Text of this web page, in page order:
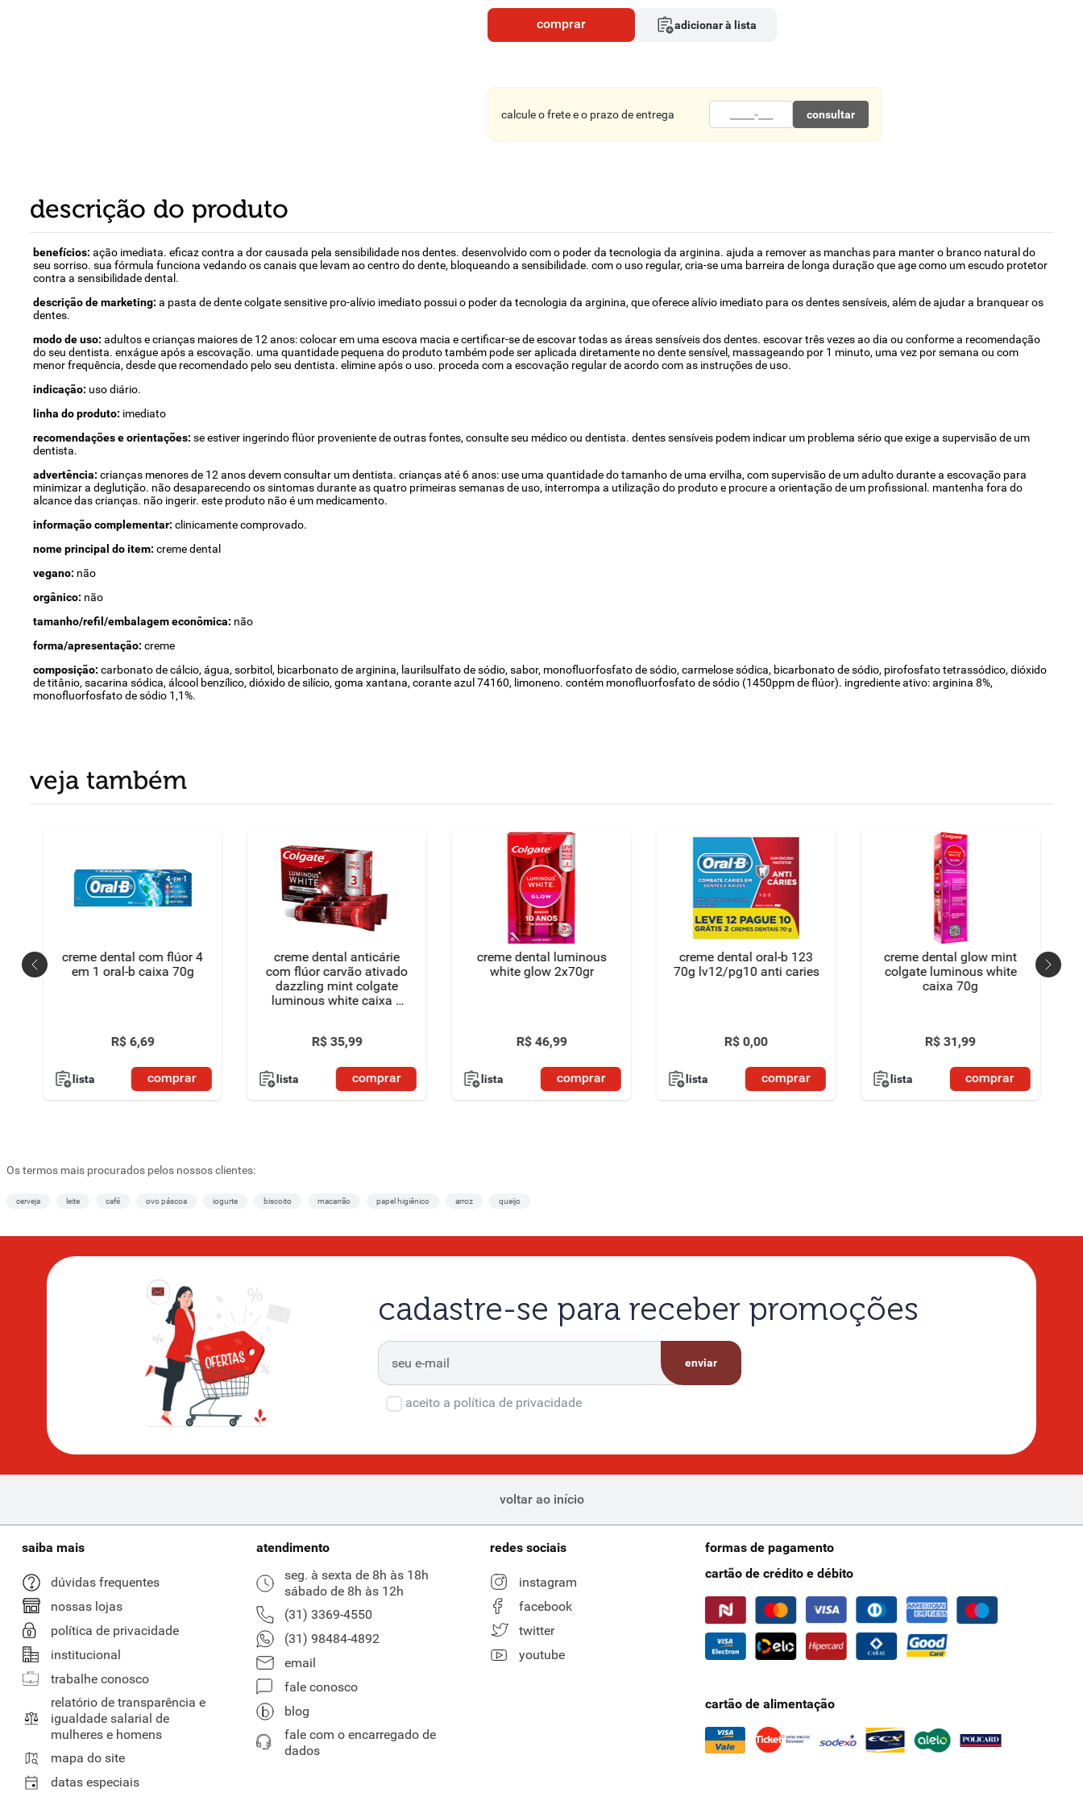
comprar adicionar à lista
calcule o frete e o prazo de entrega consultar
descrição do produto
benefícios: ação imediata. eficaz contra a dor causada pela sensibilidade nos dentes. desenvolvido com o poder da tecnologia da arginina. ajuda a remover as manchas para manter o branco natural do
seu sorriso. sua fórmula funciona vedando os canais que levam ao centro do dente, bloqueando a sensibilidade. com o uso regular, cria-se uma barreira de longa duração que age como um escudo protetor
contra a sensibilidade dental.
descrição de marketing: a pasta de dente colgate sensitive pro-alívio imediato possui o poder da tecnologia da arginina, que oferece alívio imediato para os dentes sensíveis, além de ajudar a branquear os
dentes.
modo de uso: adultos e crianças maiores de 12 anos: colocar em uma escova macia e certificar-se de escovar todas as áreas sensíveis dos dentes. escovar três vezes ao dia ou conforme a recomendação
do seu dentista. enxágue após a escovação. uma quantidade pequena do produto também pode ser aplicada diretamente no dente sensível, massageando por 1 minuto, uma vez por semana ou com
menor frequência, desde que recomendado pelo seu dentista. elimine após o uso. proceda com a escovação regular de acordo com as instruções de uso.
indicação: uso diário.
linha do produto: imediato
recomendações e orientações: se estiver ingerindo flúor proveniente de outras fontes, consulte seu médico ou dentista. dentes sensíveis podem indicar um problema sério que exige a supervisão de um
dentista.
advertência: crianças menores de 12 anos devem consultar um dentista. crianças até 6 anos: use uma quantidade do tamanho de uma ervilha, com supervisão de um adulto durante a escovação para
minimizar a deglutição. não desaparecendo os sintomas durante as quatro primeiras semanas de uso, interrompa a utilização do produto e procure a orientação de um profissional. mantenha fora do
alcance das crianças. não ingerir. este produto não é um medicamento.
informação complementar: clinicamente comprovado.
nome principal do item: creme dental
vegano: não
orgânico: não
tamanho/refil/embalagem econômica: não
forma/apresentação: creme
composição: carbonato de cálcio, água, sorbitol, bicarbonato de arginina, laurilsulfato de sódio, sabor, monofluorfosfato de sódio, carmelose sódica, bicarbonato de sódio, pirofosfato tetrassódico, dióxido
de titânio, sacarina sódica, álcool benzílico, dióxido de silício, goma xantana, corante azul 74160, limoneno. contém monofluorfosfato de sódio (1450ppm de flúor). ingrediente ativo: arginina 8%,
monofluorfosfato de sódio 1,1%.
veja também
creme dental com flúor 4
em 1 oral-b caixa 70g
R$ 6,69
lista comprar
creme dental anticárie
com flúor carvão ativado
dazzling mint colgate
luminous white caixa 3
R$ 35,99
lista comprar
creme dental luminous
white glow 2x70gr
R$ 46,99
lista comprar
creme dental oral-b 123
70g lv12/pg10 anti caries
R$ 0,00
lista comprar
creme dental glow mint
colgate luminous white
caixa 70g
R$ 31,99
lista comprar
Os termos mais procurados pelos nossos clientes:
cerveja leite café ovo páscoa iogurte biscoito macarrão papel higiênico arroz queijo
cadastre-se para receber promoções
enviar
aceito a política de privacidade
voltar ao início
saiba mais
dúvidas frequentes
nossas lojas
política de privacidade
institucional
trabalhe conosco
relatório de transparência e
igualdade salarial de
mulheres e homens
mapa do site
datas especiais
atendimento
seg. à sexta de 8h às 18h
sábado de 8h às 12h
(31) 3369-4550
(31) 98484-4892
email
fale conosco
blog
fale com o encarregado de
dados
redes sociais
instagram
facebook
twitter
youtube
formas de pagamento
cartão de crédito e débito
cartão de alimentação